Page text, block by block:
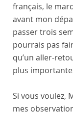
français, le
avant mon
passer trois
pourrais pas
qu’un aller-
plus
Si vous voulez,
mes